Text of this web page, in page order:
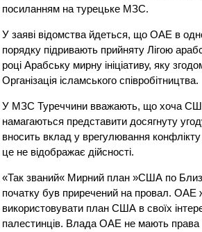
посиланням на турецьке МЗС.
У заяві відомства йдеться, що ОАЕ в
порядку підривають прийняту Лігою
році Арабську мирну ініціативу, яку
Організація ісламського співробітництва.
У МЗС Туреччини вважають, що хоча
намагаються представити досягнуту угоду
вносить вклад у врегулювання
це не відображає дійсності.
«Так званий« Мирний план »США по
початку був приречений на провал. ОАЕ
використовувати план США в своїх
палестинців. Влада ОАЕ не мають права